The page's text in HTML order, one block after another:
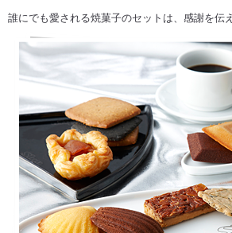
誰にでも愛される焼菓子のセットは、感謝を伝